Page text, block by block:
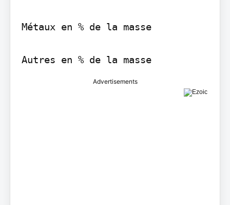
Métaux en % de la masse
Autres en % de la masse
Advertisements